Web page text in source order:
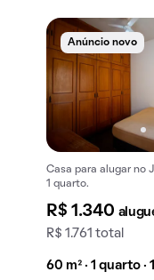
Anúncio novo
Casa para alugar no
1 quarto.
R$ 1.340
R$ 1.761 total
60 m² · 1 quarto ·